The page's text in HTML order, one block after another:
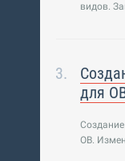
видов.
для
ОВ.